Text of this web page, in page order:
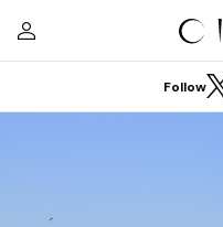
Follow